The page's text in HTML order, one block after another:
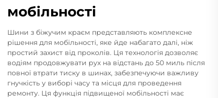
мобільності
Шини з біжучим краєм представляють комплексне
рішення для мобільності, яке йде набагато далі, ніж
простий захист від проколів. Ця технологія дозволяє
водіям продовжувати рух на відстань до 50 миль після
повної втрати тиску в шинах, забезпечуючи важливу
гнучкість у виборі часу та місця для проведення
ремонту. Ця функція підвищеної мобільності має